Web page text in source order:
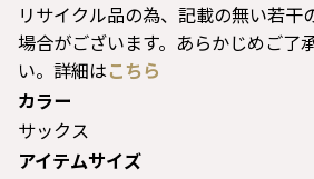
リサイクル品の為、記載の無い若干
場合がございます。あらかじめご了
い。詳細は こちら
カラー
サックス
アイテムサイズ